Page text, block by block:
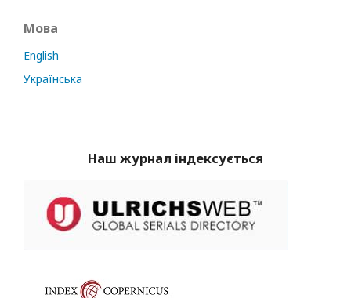
Мова
English
Українська
Наш журнал індексується